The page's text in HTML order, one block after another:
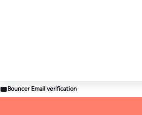
Bouncer Email verification